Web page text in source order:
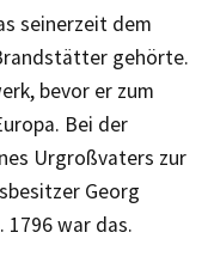
seinerzeit dem
gehörte.
bevor er zum
Bei der
Urgroßvaters zur
Georg
1796 war das.